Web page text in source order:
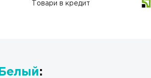
Товари в кредит
Белый: